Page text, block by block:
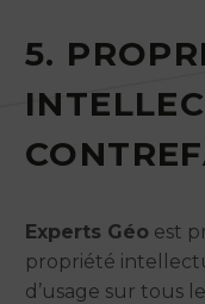
5.
Experts Géo est
propriété
d’usage sur tous